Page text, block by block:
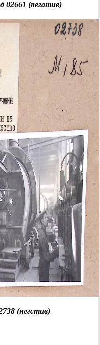
(негатив)
(негатив)